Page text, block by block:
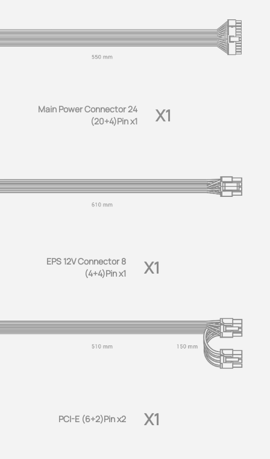
Main Power Connector 24
(20+4)Pin x1
X1
EPS 12V Connector 8
(4+4)Pin x1
X1
PCI-E (6+2)Pin x2 X1